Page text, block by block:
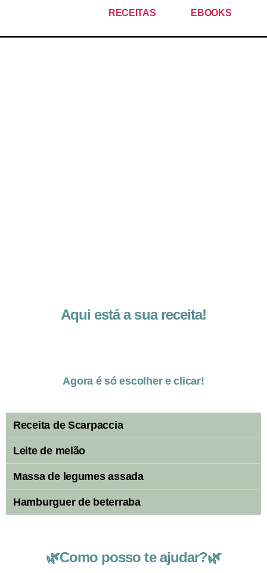
RECEITAS EBOOKS
Aqui está a sua receita!
Agora é só escolher e clicar!
Receita de Scarpaccia
Leite de melão
Massa de legumes assada
Hamburguer de beterraba
🌿Como posso te ajudar?🌿